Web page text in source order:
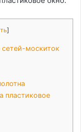
]
сетей-москиток
пластиковое